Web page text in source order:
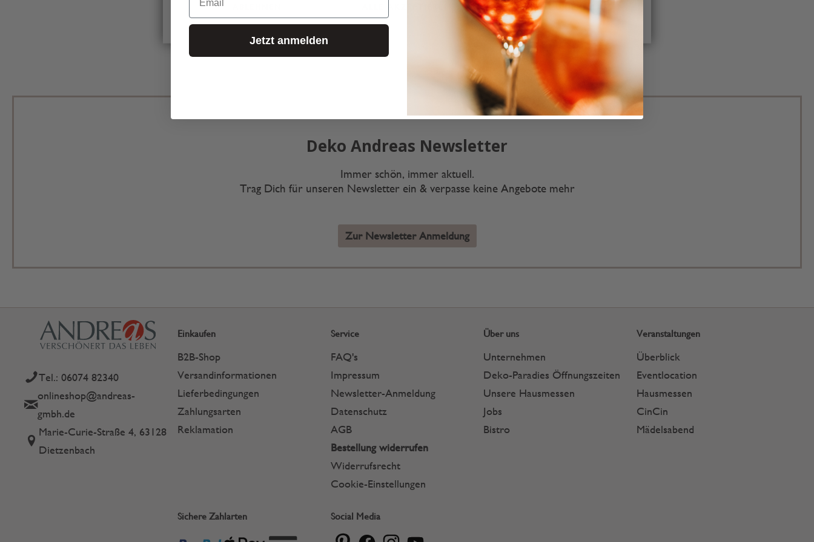
Deko Andreas Newsletter
Immer schön, immer aktuell.
Trag Dich für unseren Newsletter ein & verpasse keine Angebote mehr
Zur Newsletter Anmeldung
Tel.: 06074 82340
onlineshop@andreas-
gmbh.de
Marie-Curie-Straße 4, 63128
Dietzenbach
Einkaufen
B2B-Shop
Versandinformationen
Lieferbedingungen
Zahlungsarten
Reklamation
Service
FAQ's
Impressum
Newsletter-Anmeldung
Datenschutz
AGB
Bestellung widerrufen
Widerrufsrecht
Cookie-Einstellungen
Über uns
Unternehmen
Deko-Paradies Öffnungszeiten
Unsere Hausmessen
Jobs
Bistro
Veranstaltungen
Überblick
Eventlocation
Hausmessen
CinCin
Mädelsabend
Sichere Zahlarten Social Media
KONFIGURIEREN
Jetzt anmelden